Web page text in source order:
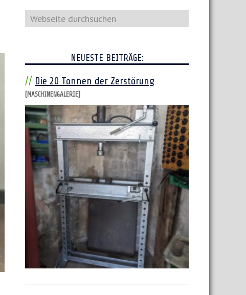
Webseite
durchsuchen
NEUESTE BEITRÄGE:
Die 20 Tonnen der Zerstörung
[MASCHINENGALERIE]